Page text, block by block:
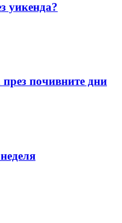
уикенда?
почивните дни